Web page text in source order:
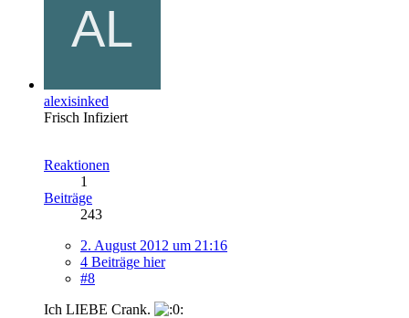
alexisinked
Frisch Infiziert
Reaktionen
1
Beiträge
243
2. August 2012 um 21:16
4 Beiträge hier
#8
Ich LIEBE Crank.